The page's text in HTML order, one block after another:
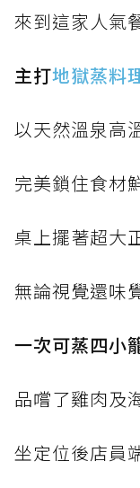
來到這家人氣
主打地獄蒸料
以天然溫泉高
完美鎖住食材
桌上擺著超大
無論視覺還味
一次可蒸四小
品嚐了雞肉及
坐定位後店員